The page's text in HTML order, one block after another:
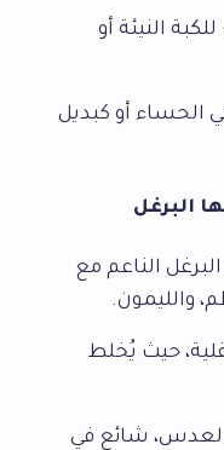
النيئة أو
الحساء أو كبديل
البرغل
الناعم مع
والليمون.
حيث يُخلط
شائع في